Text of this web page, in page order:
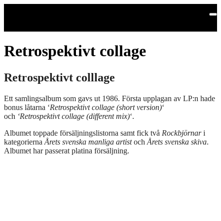
Retrospektivt collage
Retrospektivt colllage
Ett samlingsalbum som gavs ut 1986. Första upplagan av LP:n hade
bonus låtarna ‘Retrospektivt collage (short version)‘
och ‘Retrospektivt collage (different mix)‘.
Albumet toppade försäljningslistorna samt fick två Rockbjörnari
kategorierna Årets svenska manliga artistoch Årets svenska skiva.
Albumet har passerat platina försäljning.